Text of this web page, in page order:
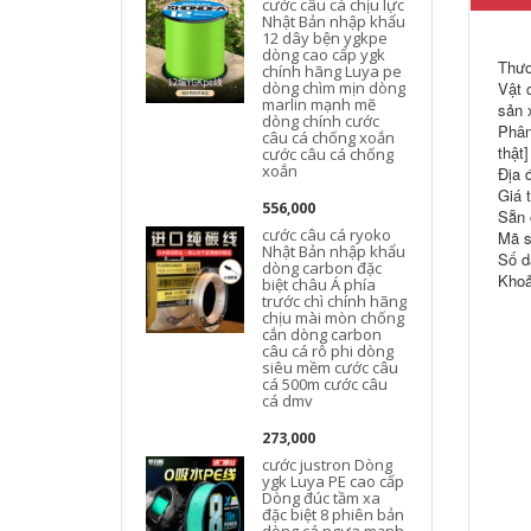
cước câu cá chịu lực
Nhật Bản nhập khẩu
12 dây bện ygkpe
dòng cao cấp ygk
chính hãng Luya pe
dòng chìm mịn dòng
marlin mạnh mẽ
dòng chính cước
câu cá chống xoắn
cước câu cá chống
xoắn
556,000
cước câu cá ryoko
Nhật Bản nhập khẩu
dòng carbon đặc
biệt châu Á phía
trước chì chính hãng
chịu mài mòn chống
cắn dòng carbon
câu cá rô phi dòng
siêu mềm cước câu
cá 500m cước câu
cá dmv
273,000
cước justron Dòng
ygk Luya PE cao cấp
Dòng đúc tầm xa
đặc biệt 8 phiên bản
Vật
sản
thật]
Địa
Giá
Sẵn
Mã
Số